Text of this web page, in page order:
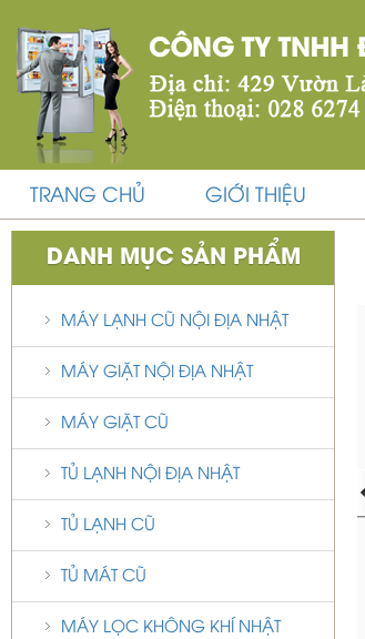
TRANG CHỦ GIỚI THIỆU
DANH MỤC SẢN PHẨM
MÁY LẠNH CŨ NỘI ĐỊA NHẬT
MÁY GIẶT NỘI ĐỊA NHẬT
MÁY GIẶT CŨ
TỦ LẠNH NỘI ĐỊA NHẬT
TỦ LẠNH CŨ
TỦ MÁT CŨ
MÁY LỌC KHÔNG KHÍ NHẬT